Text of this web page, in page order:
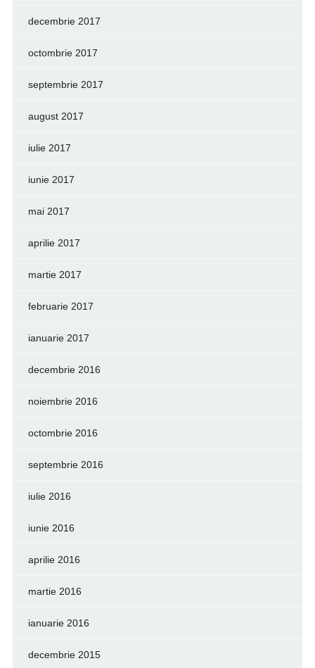
decembrie 2017
octombrie 2017
septembrie 2017
august 2017
iulie 2017
iunie 2017
mai 2017
aprilie 2017
martie 2017
februarie 2017
ianuarie 2017
decembrie 2016
noiembrie 2016
octombrie 2016
septembrie 2016
iulie 2016
iunie 2016
aprilie 2016
martie 2016
ianuarie 2016
decembrie 2015